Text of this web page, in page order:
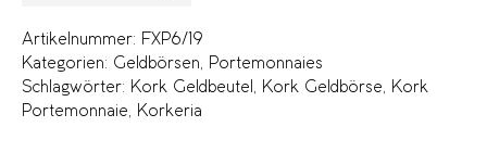
Artikelnummer: FXP6/19
Kategorien: Geldbörsen
Portemonnaies
Schlagwörter: Kork Geldbeutel Kork Geldbörse
Kork
Portemonnaie
Korkeria